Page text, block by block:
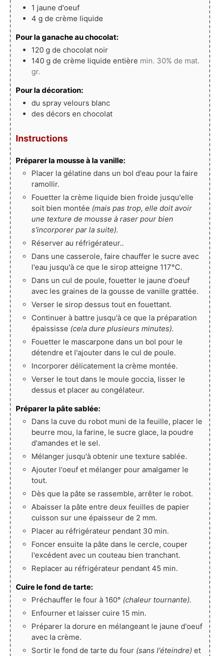
1 jaune d'oeuf
4 g de crème liquide
Pour la ganache au chocolat:
120 g de chocolat noir
140 g de crème liquide entière min. 30% de mat.
gr.
Pour la décoration:
du spray velours blanc
des décors en chocolat
Instructions
Préparer la mousse à la vanille:
Placer la gélatine dans un bol d'eau pour la faire
ramollir.
Fouetter la crème liquide bien froide jusqu'elle
soit bien montée (mais pas trop, elle doit avoir
une texture de mousse à raser pour bien
s'incorporer par la suite).
Réserver au réfrigérateur..
Dans une casserole, faire chauffer le sucre avec
l'eau jusqu'à ce que le sirop atteigne 117°C.
Dans un cul de poule, fouetter le jaune d'oeuf
avec les graines de la gousse de vanille grattée.
Verser le sirop dessus tout en fouettant.
Continuer à battre jusqu'à ce que la préparation
épaississe (cela dure plusieurs minutes).
Fouetter le mascarpone dans un bol pour le
détendre et l'ajouter dans le cul de poule.
Incorporer délicatement la crème montée.
Verser le tout dans le moule goccia, lisser le
dessus et placer au congélateur.
Préparer la pâte sablée:
Dans la cuve du robot muni de la feuille, placer le
beurre mou, la farine, le sucre glace, la poudre
d'amandes et le sel.
Mélanger jusqu'à obtenir une texture sablée.
Ajouter l'oeuf et mélanger pour amalgamer le
tout.
Dès que la pâte se rassemble, arrêter le robot.
Abaisser la pâte entre deux feuilles de papier
cuisson sur une épaisseur de 2 mm.
Placer au réfrigérateur pendant 30 min.
Foncer ensuite la pâte dans le cercle, couper
l'excédent avec un couteau bien tranchant.
Replacer au réfrigérateur pendant 45 min.
Cuire le fond de tarte:
Préchauffer le four à 160° (chaleur tournante).
Enfourner et laisser cuire 15 min.
Préparer la dorure en mélangeant le jaune d'oeuf
avec la crème.
Sortir le fond de tarte du four (sans l'éteindre) et